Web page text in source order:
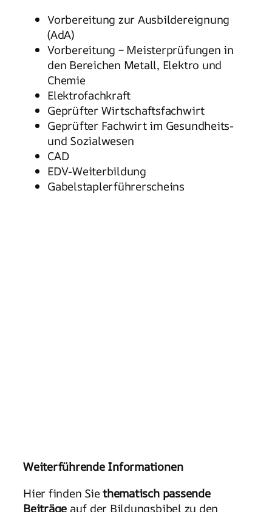
Vorbereitung zur Ausbildereignung
(AdA)
Vorbereitung – Meisterprüfungen in
den Bereichen Metall, Elektro und
Chemie
Elektrofachkraft
Geprüfter Wirtschaftsfachwirt
Geprüfter Fachwirt im Gesundheits-
und Sozialwesen
CAD
EDV-Weiterbildung
Gabelstaplerführerscheins
Weiterführende Informationen
Hier finden Siethematisch passende
Beiträge auf der Bildungsbibel zu den